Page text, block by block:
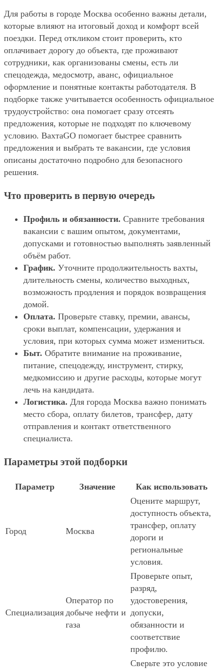
Для работы в городе Москва особенно важны детали,
которые влияют на итоговый доход и комфорт всей
поездки. Перед откликом стоит проверить, кто
оплачивает дорогу до объекта, где проживают
сотрудники, как организованы смены, есть ли
спецодежда, медосмотр, аванс, официальное
оформление и понятные контакты работодателя. В
подборке также учитывается особенность официальное
трудоустройство: она помогает сразу отсеять
предложения, которые не подходят по ключевому
условию. ВахтаGO помогает быстрее сравнить
предложения и выбрать те вакансии, где условия
описаны достаточно подробно для безопасного
решения.
Что проверить в первую очередь
Профиль и обязанности. Сравните требования
вакансии с вашим опытом, документами,
допусками и готовностью выполнять заявленный
объём работ.
График. Уточните продолжительность вахты,
длительность смены, количество выходных,
возможность продления и порядок возвращения
домой.
Оплата. Проверьте ставку, премии, авансы,
сроки выплат, компенсации, удержания и
условия, при которых сумма может измениться.
Быт. Обратите внимание на проживание,
питание, спецодежду, инструмент, стирку,
медкомиссию и другие расходы, которые могут
лечь на кандидата.
Логистика. Для города Москва важно понимать
место сбора, оплату билетов, трансфер, дату
отправления и контакт ответственного
специалиста.
Параметры этой подборки
Параметр Значение Как использовать
Город Москва
Оцените маршрут,
доступность объекта,
трансфер, оплату
дороги и
региональные
условия.
Специализация
Оператор по
добыче нефти и
газа
Проверьте опыт,
разряд,
удостоверения,
допуски,
обязанности и
соответствие
профилю.
Сверьте это условие